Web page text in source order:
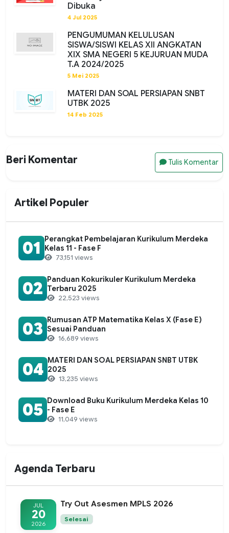
Dibuka
4 Jul 2025
PENGUMUMAN KELULUSAN
SISWA/SISWI KELAS XII ANGKATAN
XIX SMA NEGERI 5 KEJURUAN MUDA
T.A 2024/2025
5 Mei 2025
MATERI DAN SOAL PERSIAPAN SNBT
UTBK 2025
14 Feb 2025
Beri Komentar Tulis Komentar
Artikel Populer
01 Perangkat Pembelajaran Kurikulum Merdeka
Kelas 11 - Fase F
73,151 views
02 Panduan Kokurikuler Kurikulum Merdeka
Terbaru 2025
22,523 views
03 Rumusan ATP Matematika Kelas X (Fase E)
Sesuai Panduan
16,689 views
04 MATERI DAN SOAL PERSIAPAN SNBT UTBK
2025
13,235 views
05 Download Buku Kurikulum Merdeka Kelas 10
- Fase E
11,049 views
Agenda Terbaru
JUL
20
2026
Try Out Asesmen MPLS 2026
Selesai